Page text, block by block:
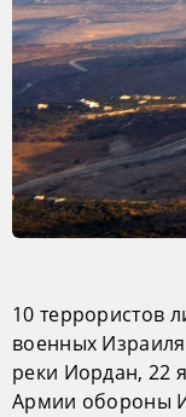
10 террористов
военных
реки Иордан, 22
Армии обороны